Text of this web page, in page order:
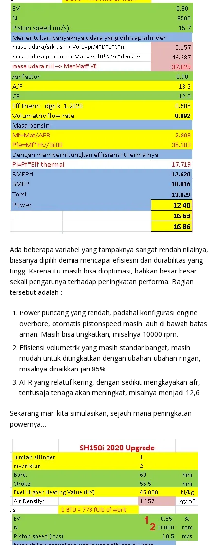
Ada beberapa variabel yang tampaknya sangat rendah nilainya,
biasanya dipilih demia mencapai efisiesni dan durabilitas yang
tingg. Karena itu masih bisa dioptimasi, bahkan besar besar
sekali pengarunya terhadap peningkatan performa. Bagian
tersebut adalah :
Power puncang yang rendah, padahal konfigurasi engine
overbore, otomatis pistonspeed masih jauh di bawah batas
aman. Masih bisa tingkatkan, misalnya 10000 rpm.
Efisiensi volumetrik yang masih standar banget, masih
mudah untuk ditingkatkan dengan ubahan-ubahan ringan,
misalnya dinaikkan jari 85%
AFR yang relatuf kering, dengan sedikit mengkayakan afr,
tentusaja tenaga akan meningkat, misalnya menjadi 12,6.
Sekarang mari kita simulasikan, sejauh mana peningkatan
powernya…